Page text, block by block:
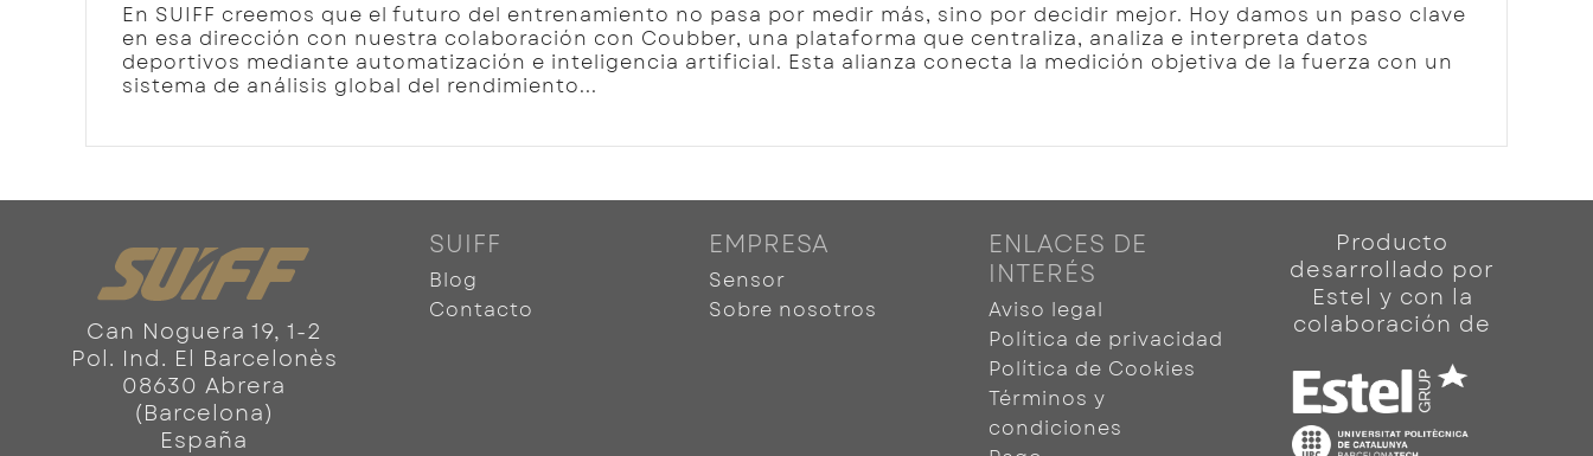
En SUIFF creemos que el futuro del entrenamiento no pasa por medir más, sino por decidir mejor. Hoy damos un paso clave
en esa dirección con nuestra colaboración con Coubber, una plataforma que centraliza, analiza e interpreta datos
deportivos mediante automatización e inteligencia artificial. Esta alianza conecta la medición objetiva de la fuerza con un
sistema de análisis global del rendimiento...
Can Noguera 19, 1-2
Pol. Ind. El Barcelonès
08630 Abrera
(Barcelona)
España
SUIFF
Blog
Contacto
EMPRESA
Sensor
Sobre nosotros
ENLACES DE
INTERÉS
Aviso legal
Política de privacidad
Política de Cookies
Términos y
condiciones
Producto
desarrollado por
Estel y con la
colaboración de